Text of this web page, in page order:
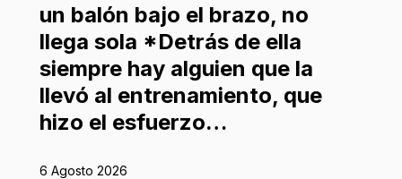
un balón bajo el brazo, no
llega sola *Detrás de ella
siempre hay alguien que la
llevó al entrenamiento, que
hizo el esfuerzo…
6 Agosto 2026